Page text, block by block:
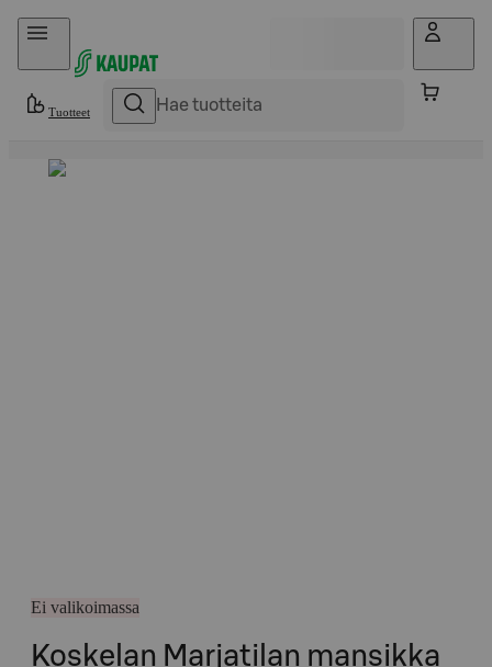
Hyppää sisältöön
Tuotteet
Ei valikoimassa
Koskelan Marjatilan mansikka